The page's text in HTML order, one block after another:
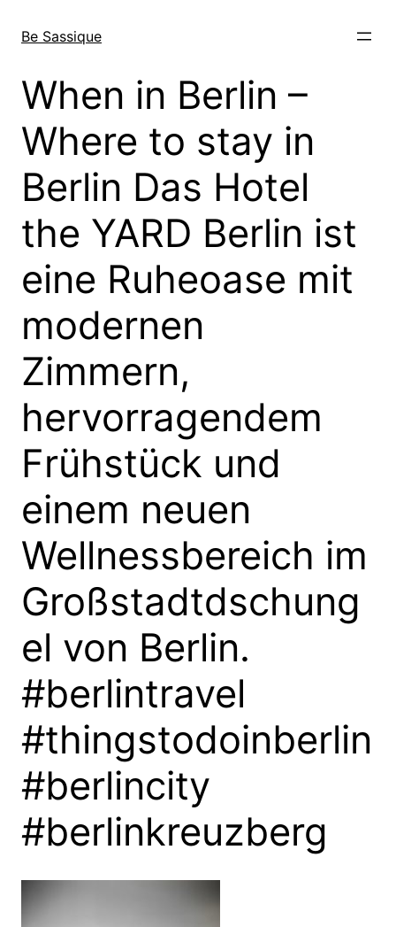
zum
wechseln
Be Sassique
When in Berlin –
Where to stay in
Berlin Das Hotel
the YARD Berlin ist
eine Ruheoase mit
modernen
Zimmern,
hervorragendem
Frühstück und
einem neuen
Wellnessbereich im
Großstadtdschung
el von Berlin.
#berlintravel
#thingstodoinberlin
#berlincity
#berlinkreuzberg